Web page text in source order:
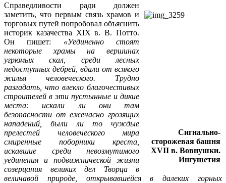
Сигнально-
сторожевая башня
XVII в. Вовнушки.
Ингушетия
Справедливости ради должен
заметить, что первым связь храмов и
торговых путей попробовал объяснить
историк казачества XIX в. В. Потто.
Он пишет: «Уединенно стоят
некоторые храмы на вершинах
угрюмых скал, среди лесных
недоступных дебрей, вдали от всякого
жилья человеческого. Трудно
разгадать, что влекло благочестивых
строителей в эти пустынные и дикие
места: искали ли они там
безопасности от ежечасно грозящих
нападений, были ли то чуждые
прелестей человеческого мира
смиренные поборники креста,
искавшие среди невозмутимого
уединения и подвижнической жизни
созерцания великих дел Творца в
величавой природе, открывавшейся в далеких горных